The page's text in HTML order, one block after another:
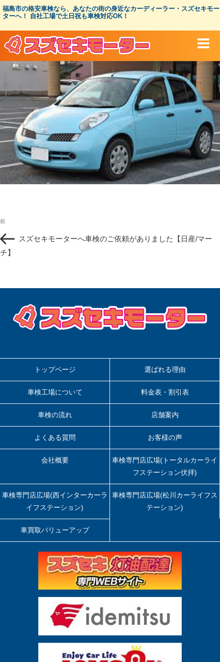
コ
ン
ツ
プ
福島市の格安車検なら、あなたの街の身近なカーディーラー・スズセキモー
ターへ！ 自社工場で土日祝も車検対応OK！
稿
ナ
ビ
ゲ
ョ
過
去
の
投
前
スズセキモーターへ車検のご依頼がありました【日産/マー
チ】
トップページ 選ばれる理由
車検工場について 料金表・割引表
車検の流れ 店舗案内
よくある質問 お客様の声
会社概要
車検専門店広場(トータルカーライ
フステーション伏拝)
車検専門店広場(西インターカーラ
イフステーション)
車検専門店広場(松川カーライフス
テーション)
車買取バリューアップ